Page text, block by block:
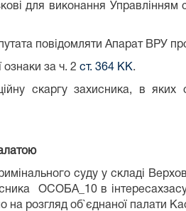
для виконання
повідомляти Апарат ВРУ
за ч. 2 ст. 364 КК.
скаргу захисника, в
суду у складі
ОСОБА_10 в
на розгляд об`єднаної палати